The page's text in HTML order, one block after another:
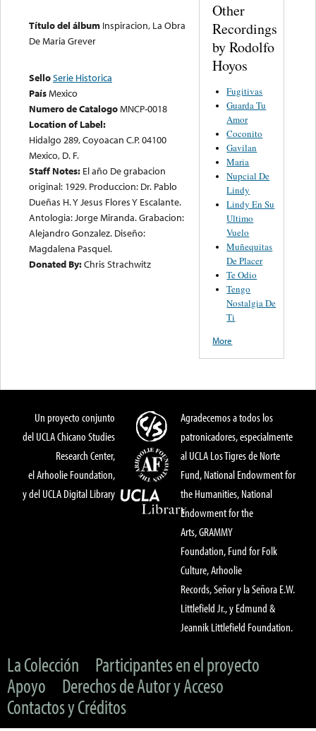
Título del álbum Inspiracion, La Obra
De Maria Grever
SelloSerie Historica
PaísMexico
Numero de CatalogoMNCP-0018
Location of Label:
Hidalgo 289, Coyoacan C.P. 04100
Mexico, D. F.
Staff Notes: El año De grabacion
original: 1929. Produccion: Dr. Pablo
Dueñas H. Y Jesus Flores Y Escalante.
Antologia: Jorge Miranda. Grabacion:
Alejandro Gonzalez. Diseño:
Magdalena Pasquel.
Donated By:Chris Strachwitz
Other
Recordings
by Rodolfo
Hoyos
Fugitivas
Guarda Tu
Amor
Coconito
Gavilan
Maria
Nupcial De
Lindy
Lindy En Su
Ultimo
Vuelo
Muñequitas
De Placer
Te Odio
Tengo
Nostalgia De
Ti
More
Un proyecto conjunto
del UCLA Chicano Studies
Research Center,
el Arhoolie Foundation,
y del UCLA Digital Library
Agradecemos a todos los
patronicadores, especialmente
al UCLA Los Tigres de Norte
Fund, National Endowment for
the Humanities, National
Endowment for the
Arts, GRAMMY
Foundation, Fund for Folk
Culture, Arhoolie
Records, Señor y la Señora E.W.
Littlefield Jr., y Edmund &
Jeannik Littlefield Foundation.
La Colección
Participantes en el proyecto
Apoyo
Derechos de Autor y Acceso
Contactos y Créditos